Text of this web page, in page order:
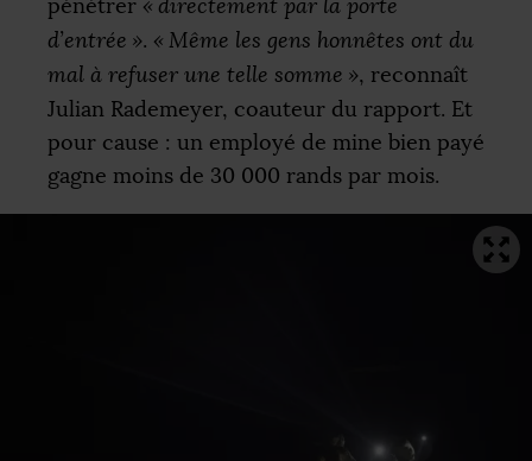
pénétrer « directement par la porte
d’entrée ». « Même les gens honnêtes ont du
mal à refuser une telle somme », reconnaît
Julian Rademeyer, coauteur du rapport. Et
pour cause : un employé de mine bien payé
gagne moins de 30 000 rands par mois.